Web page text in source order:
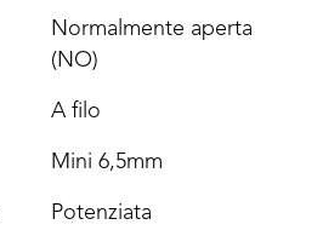
Normalmente aperta
(NO)
A filo
Mini 6,5mm
Potenziata